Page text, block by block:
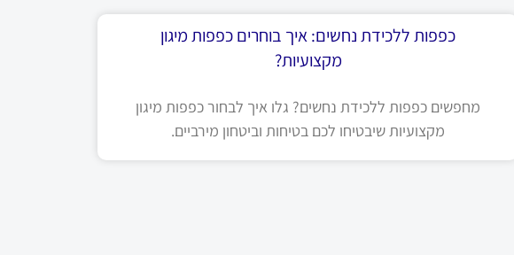
כפפות ללכידת נחשים: איך בוחרים כפפות מיגון
מקצועיות?
מחפשים כפפות ללכידת נחשים? גלו איך לבחור כפפות מיגון
מקצועיות שיבטיחו לכם בטיחות וביטחון מירביים.